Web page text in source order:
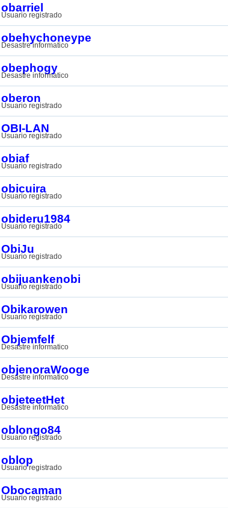
obarriel
Usuario registrado
obehychoneype
Desastre informatico
obephogy
Desastre informatico
oberon
Usuario registrado
OBI-LAN
Usuario registrado
obiaf
Usuario registrado
obicuira
Usuario registrado
obideru1984
Usuario registrado
ObiJu
Usuario registrado
obijuankenobi
Usuario registrado
Obikarowen
Usuario registrado
Objemfelf
Desastre informatico
objenoraWooge
Desastre informatico
objeteetHet
Desastre informatico
oblongo84
Usuario registrado
oblop
Usuario registrado
Obocaman
Usuario registrado